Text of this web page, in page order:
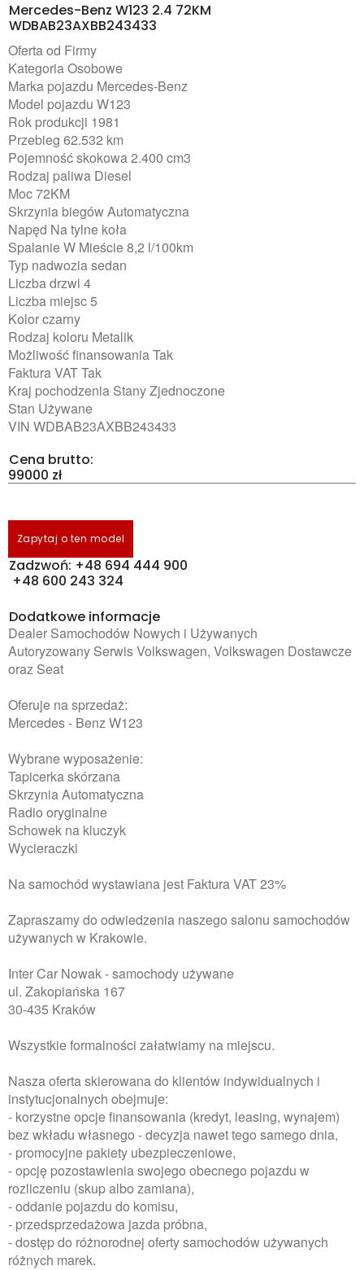
Mercedes-Benz W123 2.4 72KM
WDBAB23AXBB243433
Oferta od Firmy
Kategoria Osobowe
Marka pojazdu Mercedes-Benz
Model pojazdu W123
Rok produkcji 1981
Przebieg 62.532 km
Pojemność skokowa 2.400 cm3
Rodzaj paliwa Diesel
Moc 72KM
Skrzynia biegów Automatyczna
Napęd Na tylne koła
Spalanie W Mieście 8,2 l/100km
Typ nadwozia sedan
Liczba drzwi 4
Liczba miejsc 5
Kolor czarny
Rodzaj koloru Metalik
Możliwość finansowania Tak
Faktura VAT Tak
Kraj pochodzenia Stany Zjednoczone
Stan Używane
VIN WDBAB23AXBB243433
Cena brutto:
99000 zł
Zapytaj o ten model
Zadzwoń: +48 694 444 900
+48 600 243 324
Dodatkowe informacje
Dealer Samochodów Nowych i Używanych
Autoryzowany Serwis Volkswagen, Volkswagen Dostawcze
oraz Seat
Oferuje na sprzedaż:
Mercedes - Benz W123
Wybrane wyposażenie:
Tapicerka skórzana
Skrzynia Automatyczna
Radio oryginalne
Schowek na kluczyk
Wycieraczki
Na samochód wystawiana jest Faktura VAT 23%
Zapraszamy do odwiedzenia naszego salonu samochodów
używanych w Krakowie.
Inter Car Nowak - samochody używane
ul. Zakopiańska 167
30-435 Kraków
Wszystkie formalności załatwiamy na miejscu.
Nasza oferta skierowana do klientów indywidualnych i
instytucjonalnych obejmuje:
- korzystne opcje finansowania (kredyt, leasing, wynajem)
bez wkładu własnego - decyzja nawet tego samego dnia,
- promocyjne pakiety ubezpieczeniowe,
- opcję pozostawienia swojego obecnego pojazdu w
rozliczeniu (skup albo zamiana),
- oddanie pojazdu do komisu,
- przedsprzedażowa jazda próbna,
- dostęp do różnorodnej oferty samochodów używanych
różnych marek.